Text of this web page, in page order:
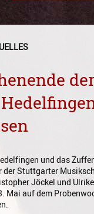
Unterricht
Fächer A - Z
Feldenkrais
Gesang
der
und das
der Stuttgarter
Jöckel und
Mai auf dem